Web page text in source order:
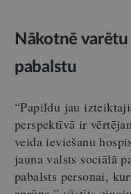
Nākotnē
pabalstu
“Papildu jau
perspektīvā ir
veida ieviešanu
jauna valsts sociālā
pabalsts personai,